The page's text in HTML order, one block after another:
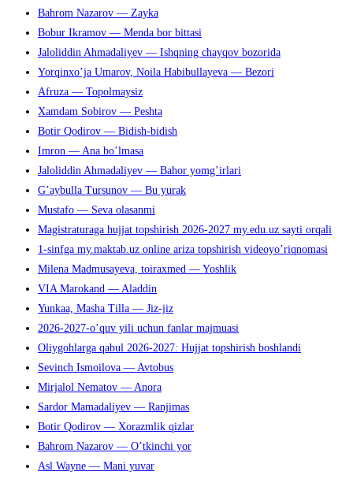
Bahrom Nazarov — Zayka
Bobur Ikramov — Menda bor bittasi
Jaloliddin Ahmadaliyev — Ishqning chayqov bozorida
Yorqinxo’ja Umarov, Noila Habibullayeva — Bezori
Afruza — Topolmaysiz
Xamdam Sobirov — Peshta
Botir Qodirov — Bidish-bidish
Imron — Ana bo’lmasa
Jaloliddin Ahmadaliyev — Bahor yomg’irlari
G’aybulla Tursunov — Bu yurak
Mustafo — Seva olasanmi
Magistraturaga hujjat topshirish 2026-2027 my.edu.uz sayti orqali
1-sinfga my.maktab.uz online ariza topshirish videoyo’riqnomasi
Milena Madmusayeva, toiraxmed — Yoshlik
VIA Marokand — Aladdin
Yunkaa, Masha Tilla — Jiz-jiz
2026-2027-o’quv yili uchun fanlar majmuasi
Oliygohlarga qabul 2026-2027: Hujjat topshirish boshlandi
Sevinch Ismoilova — Avtobus
Mirjalol Nematov — Anora
Sardor Mamadaliyev — Ranjimas
Botir Qodirov — Xorazmlik qizlar
Bahrom Nazarov — O’tkinchi yor
Asl Wayne — Mani yuvar